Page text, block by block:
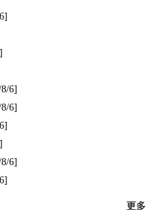
6]
6]
6]
更多